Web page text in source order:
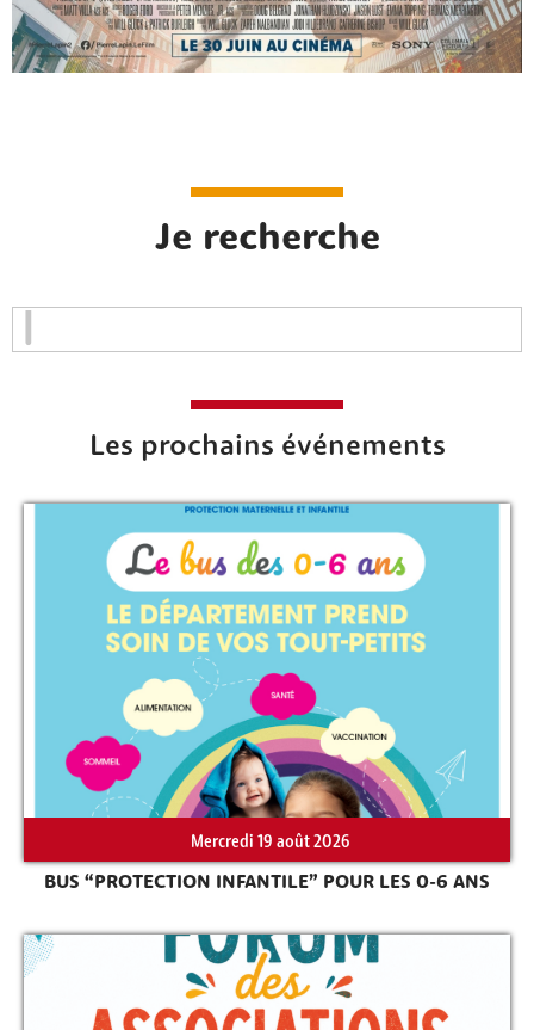
Rechercher sur le site
Je recherche
Les prochains événements
Mercredi 19 août 2026
BUS “PROTECTION INFANTILE” POUR LES 0-6 ANS